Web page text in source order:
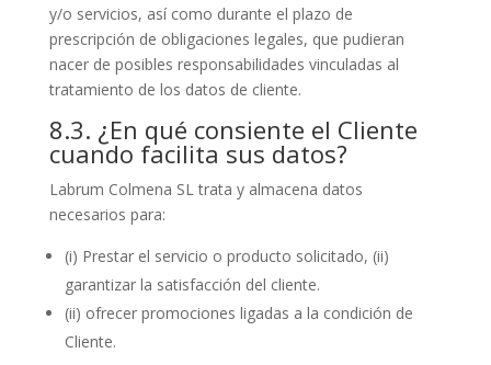
y/o servicios, así como durante el plazo de
prescripción de obligaciones legales, que pudieran
nacer de posibles responsabilidades vinculadas al
tratamiento de los datos de cliente.
8.3. ¿En qué consiente el Cliente
cuando facilita sus datos?
Labrum Colmena SL trata y almacena datos
necesarios para:
(i) Prestar el servicio o producto solicitado, (ii)
garantizar la satisfacción del cliente.
(ii) ofrecer promociones ligadas a la condición de
Cliente.